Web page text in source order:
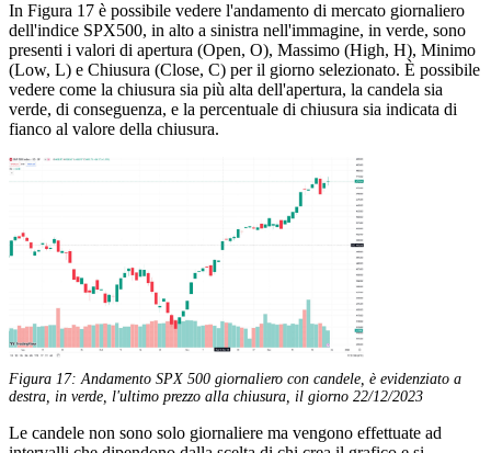
In Figura 17 è possibile vedere l'andamento di mercato giornaliero
dell'indice SPX500, in alto a sinistra nell'immagine, in verde, sono
presenti i valori di apertura (Open, O), Massimo (High, H), Minimo
(Low, L) e Chiusura (Close, C) per il giorno selezionato. È possibile
vedere come la chiusura sia più alta dell'apertura, la candela sia
verde, di conseguenza, e la percentuale di chiusura sia indicata di
fianco al valore della chiusura.
Figura 17: Andamento SPX 500 giornaliero con candele, è evidenziato a
destra, in verde, l'ultimo prezzo alla chiusura, il giorno 22/12/2023
Le candele non sono solo giornaliere ma vengono effettuate ad